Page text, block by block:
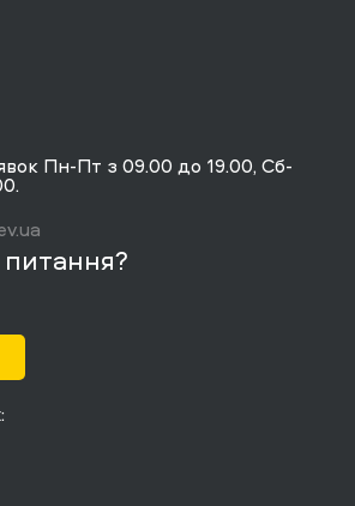
Пн-Пт з 09.00 до 19.00, Сб-